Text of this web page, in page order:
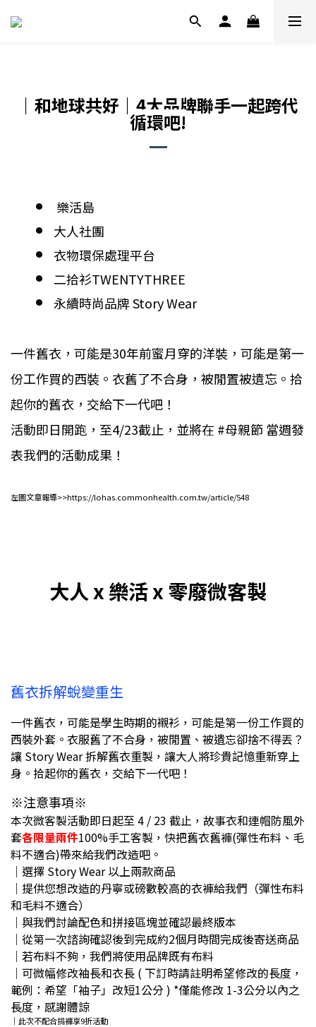
｜和地球共好｜ 4大品牌聯手一起跨代
循環吧!
樂活島
大人社團
衣物環保處理平台
二拾衫TWENTYTHREE
永續時尚品牌 Story Wear
一件舊衣，可能是30年前蜜月穿的洋裝，可能是第一
份工作買的西裝。衣舊了不合身，被閒置被遺忘。拾
起你的舊衣，交給下一代吧！
活動即日開跑，至4/23截止，並將在 #母親節 當週發
表我們的活動成果！
左圖文章報導>>https://lohas.commonhealth.com.tw/article/548
大人 x 樂活 x 零廢微客製
舊衣拆解蛻變重生
一件舊衣，可能是學生時期的襯衫，可能是第一份工作買的
西裝外套。衣服舊了不合身，被閒置、被遺忘卻捨不得丟？
讓 Story Wear 拆解舊衣重製，讓大人將珍貴記憶重新穿上
身。拾起你的舊衣，交給下一代吧！
※注意事項※
本次微客製活動即日起至 4 / 23 截止，故事衣和連帽防風外
套各限量兩件100%手工客製，快把舊衣舊褲(彈性布料、毛
料不適合)帶來給我們改造吧。
｜選擇 Story Wear 以上兩款商品
｜提供您想改造的丹寧或磅數較高的衣褲給我們（彈性布料
和毛料不適合）
｜與我們討論配色和拼接區塊並確認最終版本
｜從第一次諮詢確認後到完成約2個月時間完成後寄送商品
｜若布料不夠，我們將使用品牌既有布料
｜可微幅修改袖長和衣長 ( 下訂時請註明希望修改的長度，
範例：希望「袖子」改短1公分 ) *僅能修改 1-3公分以內之
長度，感謝體諒
｜此次不配合捐褲享9折活動